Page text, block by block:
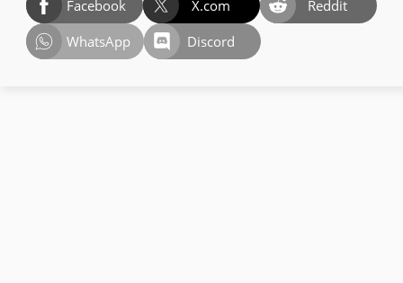
Facebook X.com
Reddit
WhatsApp
Discord